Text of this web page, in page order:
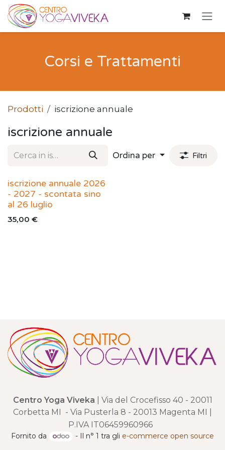
Passa al contenuto
Corsi e Trattamenti
Prodotti iscrizione annuale
iscrizione annuale
Ordina per Filtri
iscrizione annuale 2026
- 2027 - scontata sino
al 26 luglio
35,00 €
Centro Yoga Viveka
| Via del Crocefisso 40 - 20011
Corbetta MI - Via Pusterla 8 - 20013 Magenta MI |
P.IVA IT06459960966
Fornito da - Il n° 1 tra gli e-commerce open source